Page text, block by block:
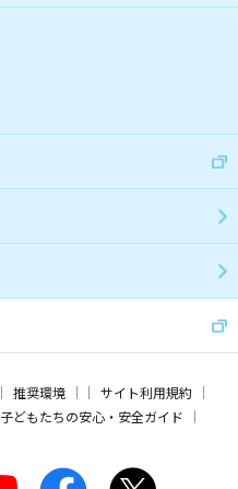
推奨環境
サイト利用規約
子どもたちの安心・安全ガイド